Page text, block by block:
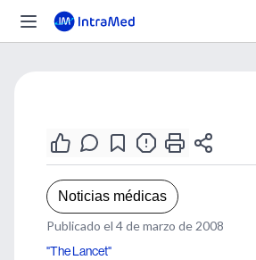
Noticias médicas
Publicado el 4 de marzo de 2008
"The Lancet"